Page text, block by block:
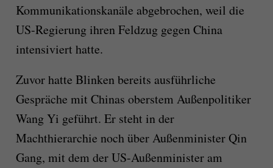
Kommunikationskanäle abgebrochen, weil die
US-Regierung ihren Feldzug gegen China
intensiviert hatte.
Zuvor hatte Blinken bereits ausführliche
Gespräche mit Chinas oberstem Außenpolitiker
Wang Yi geführt. Er steht in der
Machthierarchie noch über Außenminister Qin
Gang, mit dem der US-Außenminister am